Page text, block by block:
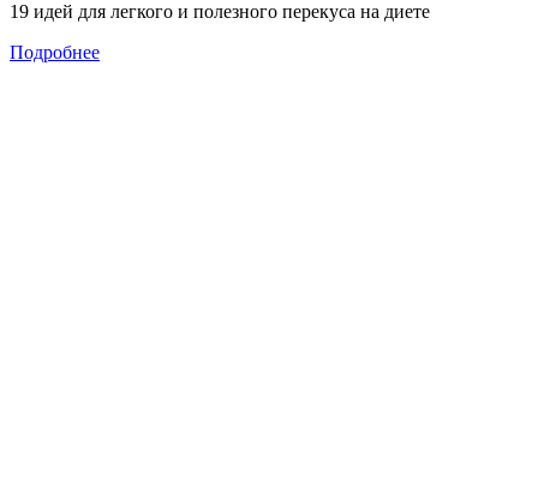
19 идей для легкого и полезного перекуса на диете
Подробнее